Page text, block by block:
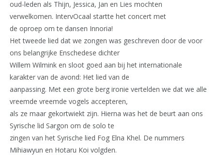
oud-leden als Thijn, Jessica, Jan en Lies mochten
verwelkomen. IntervOcaal startte het concert met
de oproep om te dansen Innoria!
Het tweede lied dat we zongen was geschreven door de voor
ons belangrijke Enschedese dichter
Willem Wilmink en sloot goed aan bij het internationale
karakter van de avond: Het lied van de
aanpassing. Met een grote berg ironie vertelden we dat we alle
vreemde vreemde vogels accepteren,
als ze maar gekortwiekt zijn. Hierna was het de beurt aan ons
Syrische lid Sargon om de solo te
zingen van het Syrische lied Fog Elna Khel. De nummers
Mihiawyun en Hotaru Koi volgden.